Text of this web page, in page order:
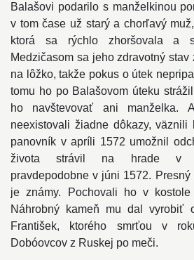
Balašovi podarilo s manželkinou
v tom čase už starý a chorľavý
ktorá sa rýchlo zhoršovala a
Medzičasom sa jeho zdravotný
na lôžko, takže pokus o útek
tomu ho po Balašovom úteku
ho navštevovať ani
neexistovali žiadne dôkazy,
panovník v apríli 1572 umožnil
života strávil na hrade v
pravdepodobne v júni 1572.
je známy. Pochovali ho v
Náhrobný kameň mu dal vyrobiť
František, ktorého smrťou v
Dobóovcov z Ruskej po meči.